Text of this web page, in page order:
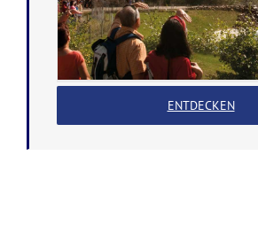
ENTDECKEN